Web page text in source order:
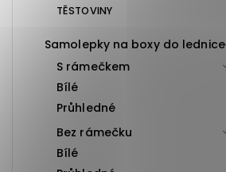
TĚSTOVINY
Samolepky na boxy do lednice
S rámečkem
Bílé
Průhledné
Bez rámečku
Bílé